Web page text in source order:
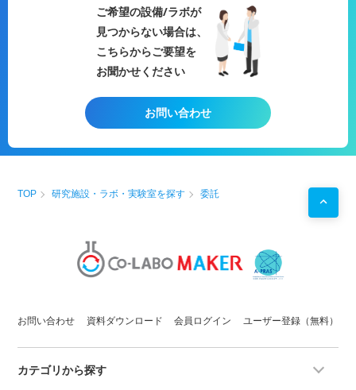
ご希望の設備/ラボが
見つからない場合は、
こちらからご要望を
お聞かせください
お問い合わせ
TOP 研究施設・ラボ・実験室を探す 委託
お問い合わせ 資料ダウンロード 会員ログイン ユーザー登録（無料）
カテゴリから探す